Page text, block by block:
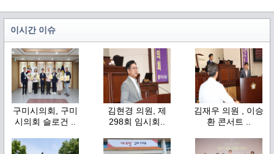
이시간 이슈
구미시의회, 구미
시의회 슬로건 ..
김현경 의원, 제
298회 임시회..
김재우 의원 , 이승
환 콘서트 ..